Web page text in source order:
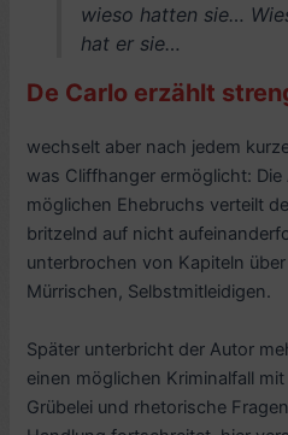
wieso hatten sie…
hat er sie…
De Carlo erzählt
wechselt aber nach jedem
was Cliffhanger ermöglicht:
möglichen Ehebruchs verteilt
britzelnd auf nicht
unterbrochen von Kapiteln
Mürrischen, Selbstmitleidigen.
Später unterbricht der Autor
einen möglichen Kriminalfall
Grübelei und rhetorische